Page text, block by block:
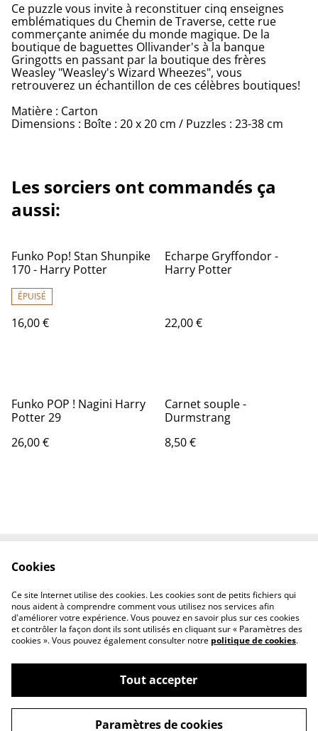
Ce puzzle vous invite à reconstituer cinq enseignes
emblématiques du Chemin de Traverse, cette rue
commerçante animée du monde magique. De la
boutique de baguettes Ollivander's à la banque
Gringotts en passant par la boutique des frères
Weasley "Weasley's Wizard Wheezes", vous
retrouverez un échantillon de ces célèbres boutiques!
Matière : Carton
Dimensions : Boîte : 20 x 20 cm / Puzzles : 23-38 cm
Les sorciers ont commandés ça
aussi:
Funko Pop! Stan Shunpike
170 - Harry Potter
ÉPUISÉ
16,00 €
Echarpe Gryffondor -
Harry Potter
22,00 €
Funko POP ! Nagini Harry
Potter 29
26,00 €
Carnet souple -
Durmstrang
8,50 €
Privacy Policy
Cookie Policy
Conditions générales
©2026Le chaudron magique
Cookies
Ce site Internet utilise des cookies. Les cookies sont de petits fichiers qui
nous aident à comprendre comment vous utilisez nos services afin
d'améliorer votre expérience. Vous pouvez en savoir plus sur ces cookies
et contrôler la façon dont ils sont utilisés en cliquant sur « Paramètres des
cookies ». Vous pouvez également consulter notre politique de cookies.
Tout accepter
Paramètres de cookies